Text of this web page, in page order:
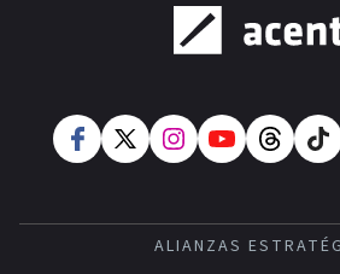
ALIANZAS